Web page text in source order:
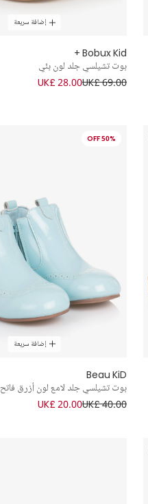
إضافة سريعة
Bobux Kid +
بوت تشيلسي جلد لون بنّي
UK£ 69.00
UK£ 28.00
50% OFF
إضافة سريعة
Beau KiD
بوت تشيلسي جلد لامع لون أزرق فاتح
UK£ 40.00
UK£ 20.00